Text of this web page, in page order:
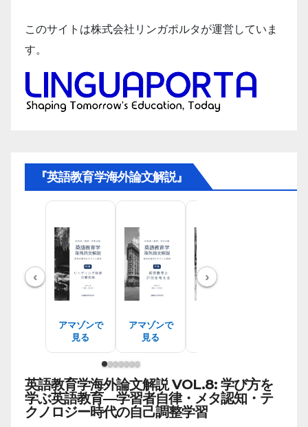
このサイトは株式会社リンガポルタが運営していま
す。
『英語教育学海外論文解説』
‹
アマゾンで
見る
アマゾンで
見る
›
英語教育学海外論文解説 VOL.8: 学び方を
学ぶ英語教育―学習者自律・メタ認知・テ
クノロジー時代の自己調整学習